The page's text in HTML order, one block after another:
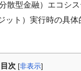
散型金融）エコシ
ット）実行時の具
目次 [非表示]